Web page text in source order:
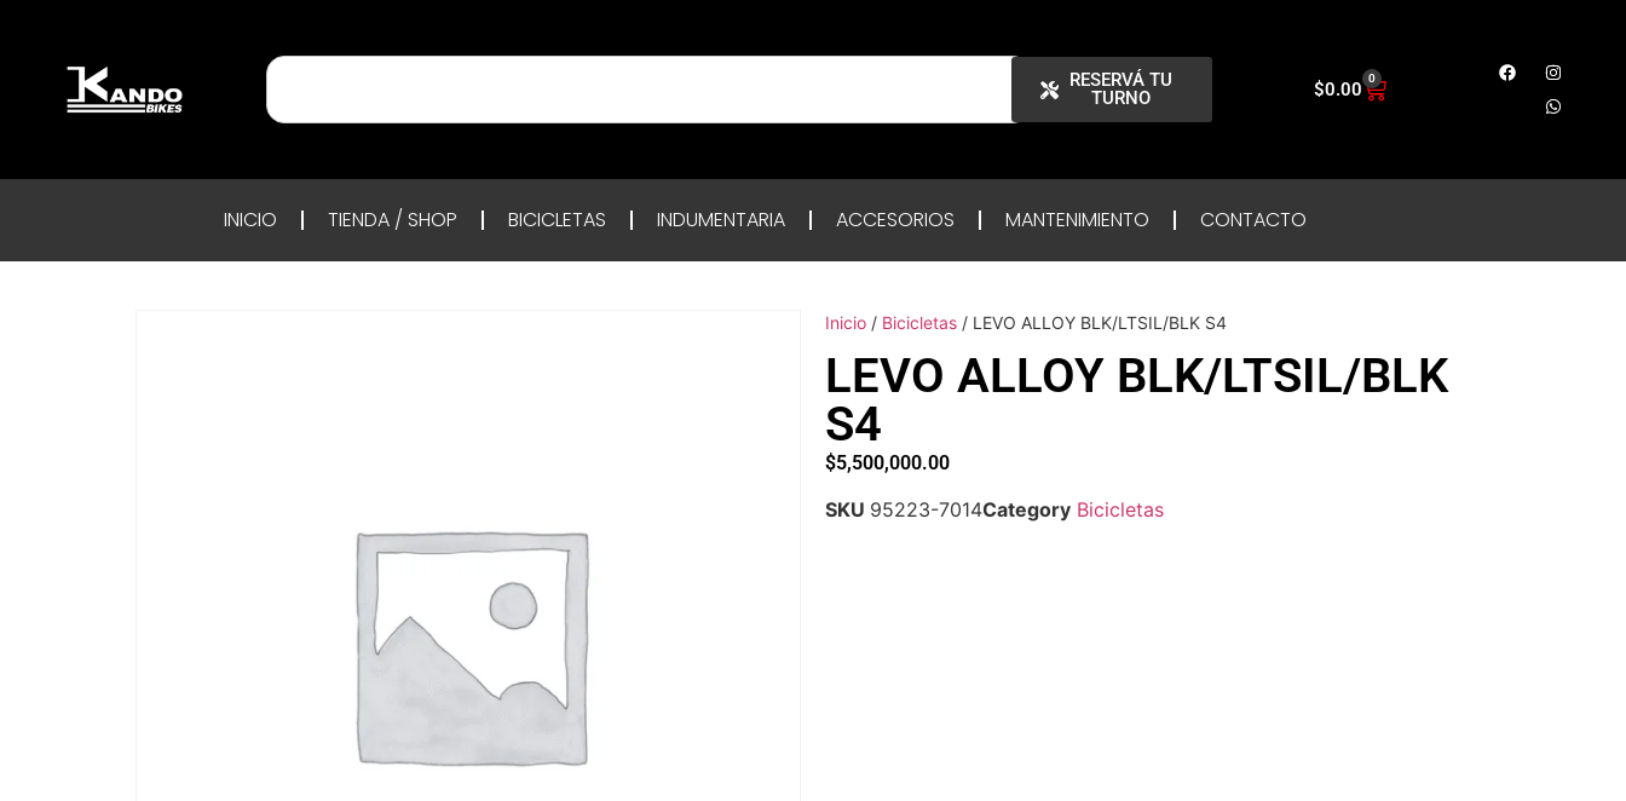
RESERVÁ TU
TURNO
$0.00 0
INICIO TIENDA / SHOP BICICLETAS INDUMENTARIA ACCESORIOS MANTENIMIENTO CONTACTO
Inicio / Bicicletas / LEVO ALLOY BLK/LTSIL/BLK S4
LEVO ALLOY BLK/LTSIL/BLK
S4
$5,500,000.00
SKU 95223-7014Category Bicicletas